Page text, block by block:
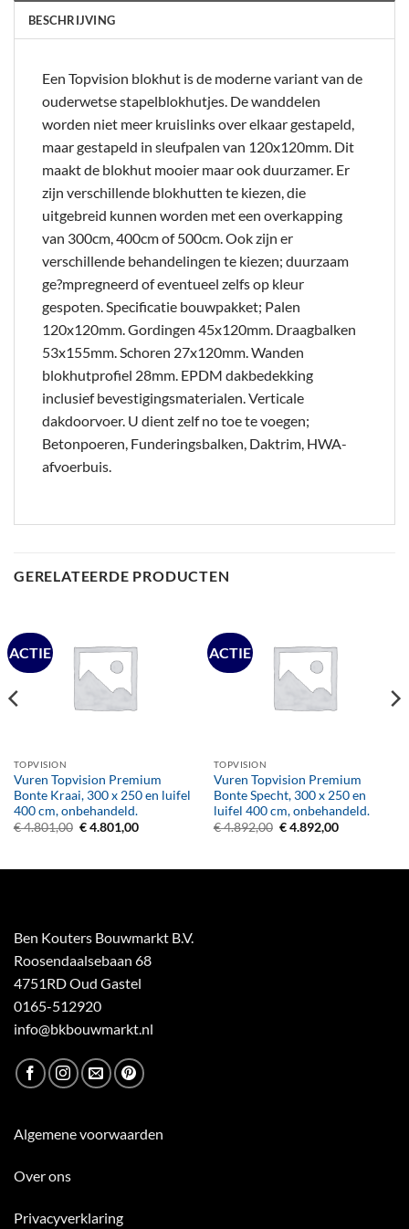
BESCHRIJVING
Een Topvision blokhut is de moderne variant van de
ouderwetse stapelblokhutjes. De wanddelen
worden niet meer kruislinks over elkaar gestapeld,
maar gestapeld in sleufpalen van 120x120mm. Dit
maakt de blokhut mooier maar ook duurzamer. Er
zijn verschillende blokhutten te kiezen, die
uitgebreid kunnen worden met een overkapping
van 300cm, 400cm of 500cm. Ook zijn er
verschillende behandelingen te kiezen; duurzaam
ge?mpregneerd of eventueel zelfs op kleur
gespoten. Specificatie bouwpakket; Palen
120x120mm. Gordingen 45x120mm. Draagbalken
53x155mm. Schoren 27x120mm. Wanden
blokhutprofiel 28mm. EPDM dakbedekking
inclusief bevestigingsmaterialen. Verticale
dakdoorvoer. U dient zelf no toe te voegen;
Betonpoeren, Funderingsbalken, Daktrim, HWA-
afvoerbuis.
GERELATEERDE PRODUCTEN
ACTIE
TOPVISION
Vuren Topvision Premium
Bonte Kraai, 300 x 250 en luifel
400 cm, onbehandeld.
€4.801,00 Oorspronkelijke
€4.801,00Huidige
ACTIE
TOPVISION
Vuren Topvision Premium
Bonte Specht, 300 x 250 en
luifel 400 cm, onbehandeld.
€4.892,00 Oorspronkelijke
€4.892,00Huidige
Ben Kouters Bouwmarkt B.V.
Roosendaalsebaan 68
4751RD Oud Gastel
0165-512920
info@bkbouwmarkt.nl
Algemene voorwaarden
Over ons
Privacyverklaring